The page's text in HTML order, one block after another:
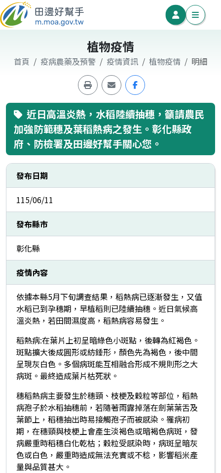
植物疫情
首頁 疫病農藥及預警 疫情資訊 植物疫情 明細
近日高溫炎熱，水稻陸續抽穗，籲請農民
加強防範穗及葉稻熱病之發生。彰化縣政
府、防檢署及田邊好幫手關心您。
發布日期
115/06/11
發布縣市
彰化縣
疫情內容
依據本縣5月下旬調查結果，稻熱病已逐漸發生，又值
水稻已到孕穗期，早植稻則已陸續抽穗。近日氣候高
溫炎熱，若田間濕度高，稻熱病容易發生。
稻熱病:在葉片上初呈暗綠色小斑點，後轉為紅褐色。
斑點擴大後成圓形或紡錘形，顏色先為褐色，後中間
呈現灰白色。多個病斑能互相融合形成不規則形之大
病斑。最終造成葉片枯死狀。
穗稻熱病主要發生於穗頸、枝梗及穀粒等部位，稻熱
病孢子於水稻抽穗前，若隨著雨露掉落在劍葉葉舌及
葉節上，稻穗抽出時易接觸孢子而被感染。罹病初
期，在穗頸與枝梗上會產生淡褐色或暗褐色病斑，發
病嚴重時稻穗白化乾枯；穀粒受感染時，病斑呈暗灰
色或白色，嚴重時造成無法充實或不稔，影響稻米產
量與品質甚大。